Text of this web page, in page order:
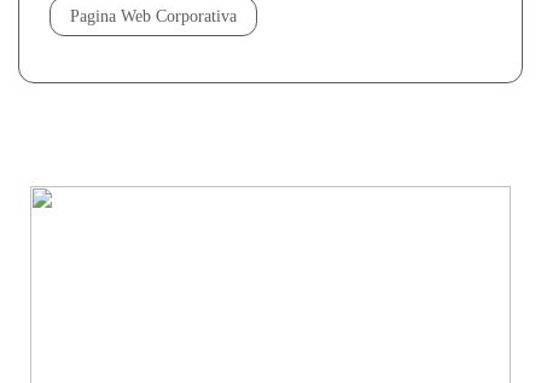
Pagina Web Corporativa